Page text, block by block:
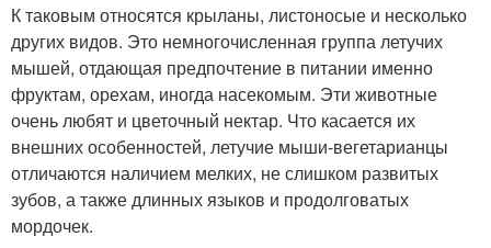
К таковым относятся крыланы, листоносые и несколько
других видов. Это немногочисленная группа летучих
мышей, отдающая предпочтение в питании именно
фруктам, орехам, иногда насекомым. Эти животные
очень любят и цветочный нектар. Что касается их
внешних особенностей, летучие мыши-вегетарианцы
отличаются наличием мелких, не слишком развитых
зубов, а также длинных языков и продолговатых
мордочек.